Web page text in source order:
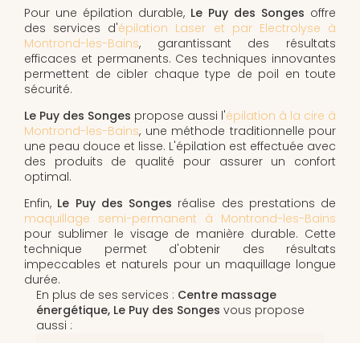
Pour une épilation durable, Le Puy des Songes offre
des services d'épilation Laser et par Electrolyse à
Montrond-les-Bains, garantissant des résultats
efficaces et permanents. Ces techniques innovantes
permettent de cibler chaque type de poil en toute
sécurité.
Le Puy des Songes propose aussi l'épilation à la cire à
Montrond-les-Bains, une méthode traditionnelle pour
une peau douce et lisse. L'épilation est effectuée avec
des produits de qualité pour assurer un confort
optimal.
Enfin, Le Puy des Songes réalise des prestations de
maquillage semi-permanent à Montrond-les-Bains
pour sublimer le visage de manière durable. Cette
technique permet d'obtenir des résultats
impeccables et naturels pour un maquillage longue
durée.
En plus de ses services : Centre massage
énergétique, Le Puy des Songes vous propose
aussi :